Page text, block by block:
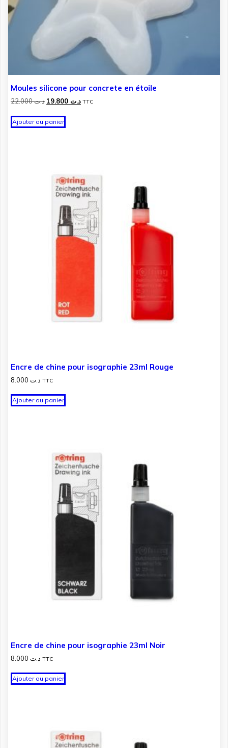
Moules silicone pour concrete en étoile
د.ت22.000
Le
initial
était :
د.تLe
TTC
Ajouter au panier
Encre de chine pour isographie 23ml Rouge
د.ت TTC
Ajouter au panier
Encre de chine pour isographie 23ml Noir
د.ت TTC
Ajouter au panier